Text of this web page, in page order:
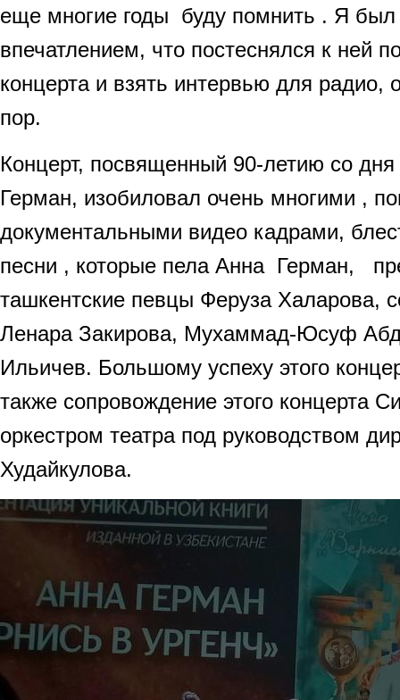
еще многие годы буду помнить . Я был
впечатлением, что постеснялся к ней
концерта и взять интервью для
пор.
Концерт, посвященный 90-летию со
Герман, изобиловал очень многими ,
документальными видео кадрами,
песни , которые пела Анна Герман,
ташкентские певцы Феруза Халарова,
Ленара Закирова, Мухаммад-Юсуф
Ильичев. Большому успеху этого
также сопровождение этого концерта
оркестром театра под руководством
Худайкулова.